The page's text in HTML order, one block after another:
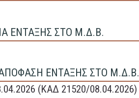
ΕΝΤΑΞΗΣ ΣΤΟ Μ.Δ.Β.
ΕΝΤΑΞΗΣ ΣΤΟ Μ.Δ.Β.
(ΚΑΔ 21520/08.04.2026)